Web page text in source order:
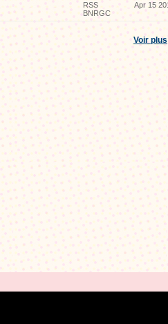
RSS
BNRGC
Apr 15
Voir plus